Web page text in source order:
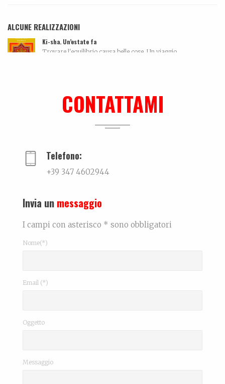
ALCUNE REALIZZAZIONI
Ki-sha. Un’estate fa
Trovare l'equilibrio causa belle cose. Un viaggio...
La biografia di Leonardo Bonfanti La persona...
CONTATTAMI
Telefono:
+39 347 4602944
Invia un messaggio
I campi con asterisco * sono obbligatori
Nome(*)
Email (*)
Oggetto
Messaggio